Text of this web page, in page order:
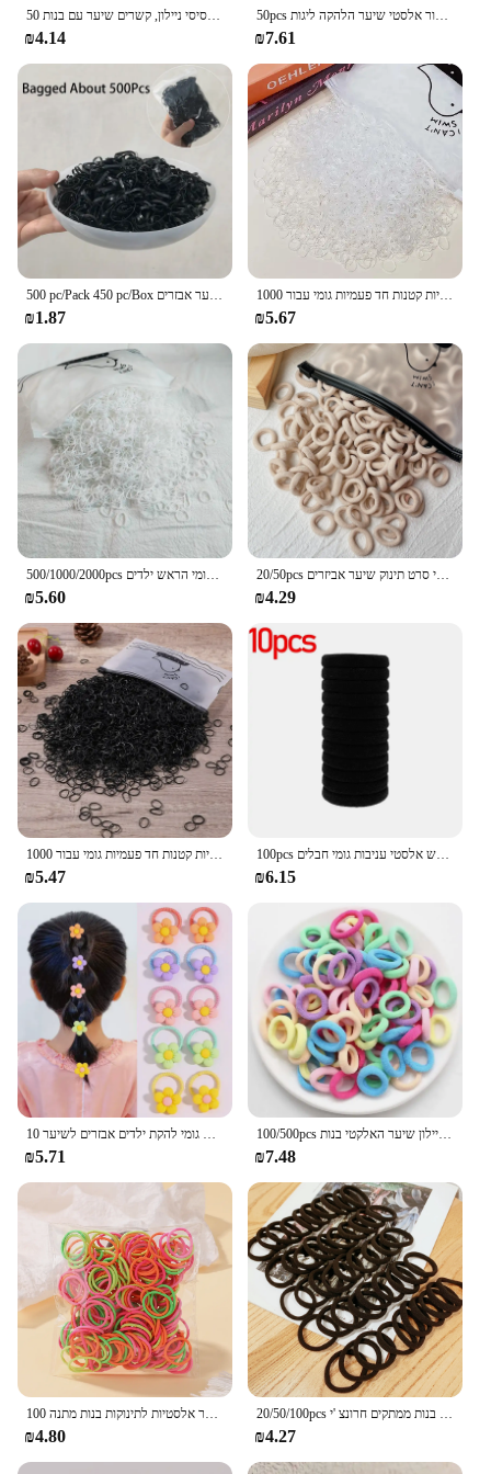
50 יח'\שקית צבעוני בסיסי ניילון, קשרים שיער עם בנות ponybonyboneail להחזיק רצועה גומי ילד אופנה שיער אביזרים
₪4.14
50pcs שחור אלסטי שיער הלהקה ליגות collets scunchies מעיינות אביזר מסטיק אביזר לנשים אין נזק להגדיר
₪7.61
500 pc/Pack 450 pc/Box בנות צבעוני חד פעמי גומי להקות מסטיק עבור גומיית שיער להקות אופנה שיער אבזרים
₪1.87
1000 בנות יח'\אריזה צבעוניות קטנות חד פעמיות גומי עבור ponytail להחזיק scunchie שיער להקות אופנה
₪5.67
₪5.60
20/50pcs ילדים שיער אלסטי להקות בנות ממתקי גומיית גומייה לילדים שיער קליפים קשרי סרט תינוק שיער אביזרים
₪4.29
₪5.47
100pcs שיער בסיסי שחור להקות נשים בנות-ראש אלסטי עניבות גומי חבלים crounchies ponytail מחזיקי אביזרים
₪6.15
₪5.71
100/500pcs צבעוני בסיסי ניילון שיער האלקטי בנות ponybolescic צבע שיער אביזרים לשיער
₪7.48
₪4.80 ₪4.27